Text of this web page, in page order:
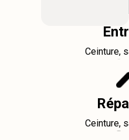
Ceinture,
Ceinture,